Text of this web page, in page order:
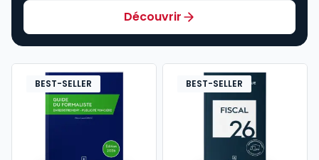
Découvrir
BEST-SELLER BEST-SELLER